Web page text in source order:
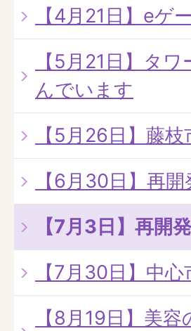
【4月21日】eゲ
【5月21日】タ
んでいます
【5月26日】藤
【6月30日】再
【7月3日】再開
【7月30日】中
【8月19日】美